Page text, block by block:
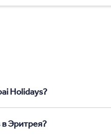
Holidays?
Эритрея?